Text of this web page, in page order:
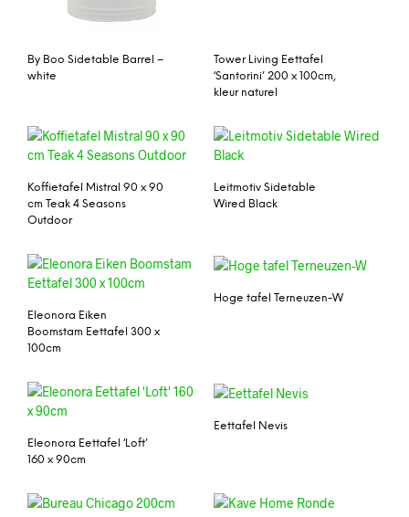
By Boo Sidetable Barrel –
white
Tower Living Eettafel
‘Santorini’ 200 x 100cm,
kleur naturel
Koffietafel Mistral 90 x 90
cm Teak 4 Seasons
Outdoor
Leitmotiv Sidetable
Wired Black
Eleonora Eiken
Boomstam Eettafel 300 x
100cm
Hoge tafel Terneuzen-W
Eleonora Eettafel ‘Loft’
160 x 90cm
Eettafel Nevis